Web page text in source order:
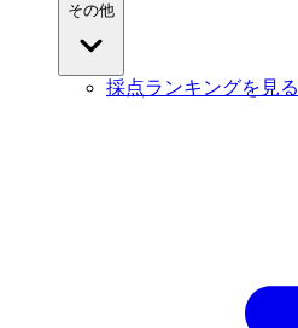
その他
採点ランキングを見る